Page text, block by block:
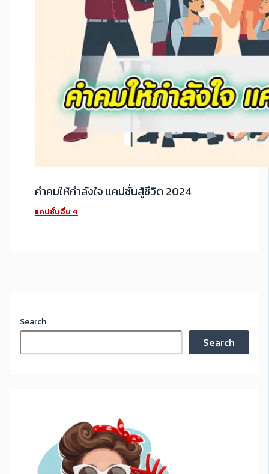
คำคมให้กำลังใจ แคปชั่นสู้ชีวิต 2024
แคปชั่นอื่น ๆ
Search
Search